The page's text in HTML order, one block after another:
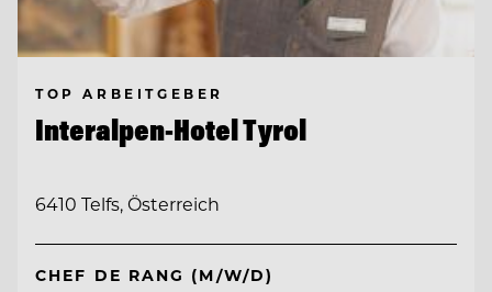
TOP ARBEITGEBER
Interalpen-Hotel Tyrol
6410 Telfs, Österreich
CHEF DE RANG (M/W/D)